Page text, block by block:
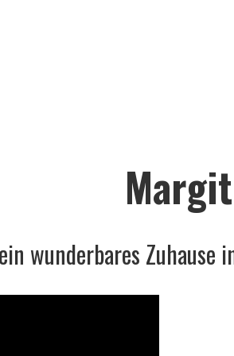
Margit
wunderbares Zuhause